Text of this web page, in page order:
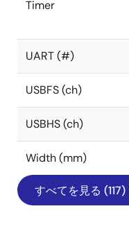
Timer
UART (#)
USBFS (ch)
USBHS (ch)
Width (mm)
すべてを見る (117)